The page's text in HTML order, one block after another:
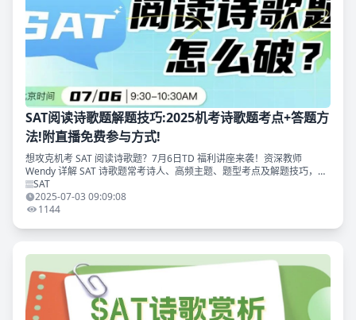
SAT阅读诗歌题解题技巧:2025机考诗歌题考点+答题方
法!附直播免费参与方式!
想攻克机考 SAT 阅读诗歌题？7月6日TD 福利讲座来袭！资深教师
Wendy 详解 SAT 诗歌题常考诗人、高频主题、题型考点及解题技巧，教
你快速读懂诗歌、精准答题。滑至文末免费获取直播参与方式~适合各阶
段 SAT 备考生~
SAT
2025-07-03 09:09:08
1144